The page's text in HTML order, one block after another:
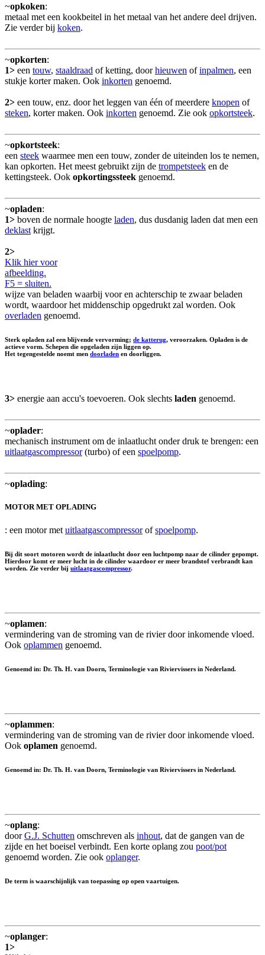
~opkoken:
metaal met een kookbeitel in het metaal van het andere deel drijven.
Zie verder bij koken.
~opkorten:
1> een touw, staaldraad of ketting, doorhieuwen ofinpalmen, een
stukje korter maken. Ook inkorten genoemd.
2> een touw, enz. door het leggen van één of meerdere knopen of
steken, korter maken. Ook inkorten genoemd. Zie ook opkortsteek.
~opkortsteek:
een steek waarmee men een touw, zonder de uiteinden los te nemen,
kan opkorten. Het meest gebruikt zijn de trompetsteek en de
kettingsteek. Ook opkortingssteek genoemd.
~opladen:
1> boven de normale hoogte laden, dus dusdanig laden dat men een
deklast krijgt.
2>
Klik hier voor
afbeelding.
F5 = sluiten.
wijze van beladen waarbij voor en achterschip te zwaar beladen
wordt, waardoor het middenschip opgedrukt zal worden. Ook
overladen genoemd.
Sterk opladen zal een blijvende vervorming; de katterug, veroorzaken. Opladen is de
actieve vorm. Schepen die opgeladen zijn liggen op.
Het tegengestelde noemt men doorladen en doorliggen.
3> energie aan accu's toevoeren. Ook slechts laden genoemd.
~oplader:
mechanisch instrument om de inlaatlucht onder druk te brengen: een
uitlaatgascompressor(turbo) of een spoelpomp.
~oplading:
MOTOR MET OPLADING
: een motor met uitlaatgascompressorofspoelpomp.
Bij dit soort motoren wordt de inlaatlucht door een luchtpomp naar de cilinder gepompt.
Hierdoor komt er meer lucht in de cilinder waardoor er meer brandstof verbrandt kan
worden. Zie verder bij uitlaatgascompressor.
~oplamen:
vermindering van de stroming van de rivier door inkomende vloed.
Ook oplammen genoemd.
Genoemd in: Dr. Th. H. van Doorn, Terminologie van Riviervissers in Nederland.
~oplammen:
vermindering van de stroming van de rivier door inkomende vloed.
Ook oplamen genoemd.
Genoemd in: Dr. Th. H. van Doorn, Terminologie van Riviervissers in Nederland.
~oplang:
doorG.J. Schutten omschreven als inhout, dat de gangen van de
zijde en het boeisel verbindt. Een korte oplang zou poot/pot
genoemd worden. Zie ook oplanger.
De term is waarschijnlijk van toepassing op open vaartuigen.
~oplanger:
1>